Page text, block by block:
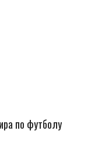
по футболу